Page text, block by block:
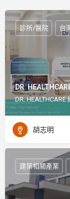
DR.
DR.
診所/醫院 台
胡志明
建築相關產業